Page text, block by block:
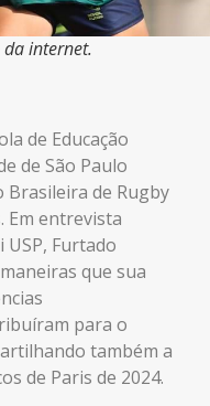
internet.
de Educação
de São Paulo
Brasileira de Rugby
Em entrevista
Furtado
que sua
para o
também a
de Paris de 2024.